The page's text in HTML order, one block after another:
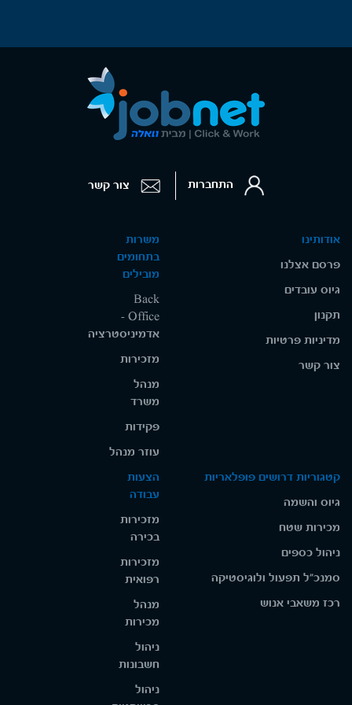
אודותינו
פרסם אצלנו
גיוס עובדים
תקנון
מדיניות פרטיות
צור קשר
משרות
בתחומים
מובילים
Back
Office -
אדמיניסטרציה
מזכירות
מנהל
משרד
פקידות
עוזר מנהל
קטגוריות דרושים פופלאריות
גיוס והשמה
מכירות שטח
ניהול כספים
סמנכ"ל תפעול ולוגיסטיקה
רכז משאבי אנוש
הצעות
עבודה
מזכירות
בכירה
מזכירות
רפואית
מנהל
מכירות
ניהול
חשבונות
ניהול